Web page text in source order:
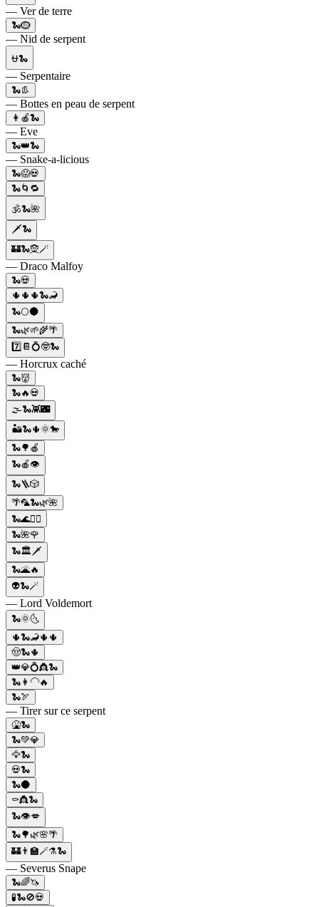
— Ver de terre
🐍🪹
— Nid de serpent
⛎🐍
— Serpentaire
🐍👢
— Bottes en peau de serpent
👩🍎🐍
— Eve
🐍👑🐍
— Snake-a-licious
🐍😱💀
🐍🌀🔁
🕉️🐍🌺
🗡️🐍
🏰🐍🧝🪄
— Draco Malfoy
🐍💀
🌵🌵🌵🐍🦂
🐍🌕🌑
🐍🌿🌱🌾🌴
7️⃣📔💍🤓🐍
— Horcrux caché
🐍👹
🐍🔥💀
🌫🐍👾🌃
🏜️🐍🌵🌞🐎
🐍🌳🍎
🐍🍎👁️
🐍🪜🎲
🌴🦜🐍🌿🌺
🐍🌊🧜‍♀️
🐍🌺🌹
🐍🏛️🗡️
🐍🌋🔥
👽🐍🪄
— Lord Voldemort
🐍🌞🌜
🌵🐍🦂🌵🌵
🤠🐍🌵
👑💎💍👸🐍
🐍👩‍🦲🔥
🐍🏹
— Tirer sur ce serpent
🤮🐍
🐍💚💎
🦅🐍
💀🐍
🐍🌑
⚰️👸🐍
🐍👁️💋
🐍🌳🌿🌸🌴
🏰👨‍🏫🪄⚗️🐍
— Severus Snape
🐍🌈🦄
🧪🐍🚫💀